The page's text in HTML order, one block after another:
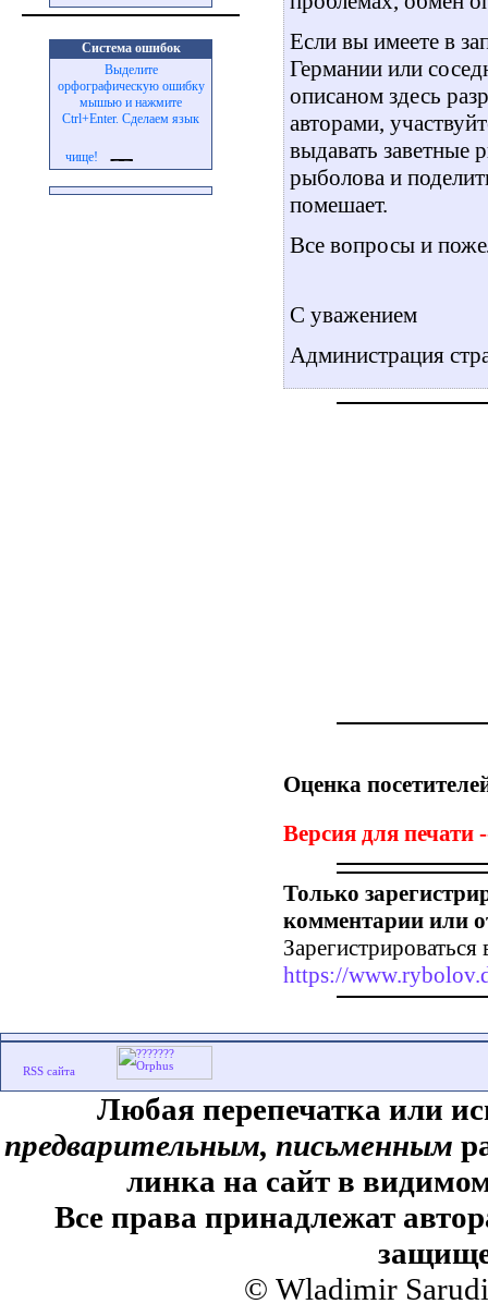
Система ошибок
Выделите
орфографическую ошибку
мышью и нажмите
Ctrl+Enter. Сделаем язык
чище!
Если вы имеете в
Германии или
описаном здесь
авторами,
выдавать заветные
рыболова и
помешает.
Все вопросы и
С уважением
Администрация
Оценка
Версия для печати
Только
комментарии или
https://
Любая перепечатка или
предварительным, письменным
линка на сайт в
Все права принадлежат
© Wladimir